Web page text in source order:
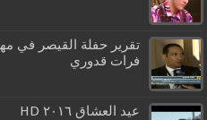
فرات قدوري
عيد العشاق ٢٠١٦ HD